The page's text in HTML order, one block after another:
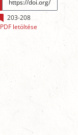
203-208
PDF letöltése